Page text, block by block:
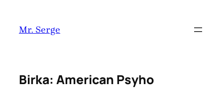
saturu
Mr. Serge
Birka: American Psyho